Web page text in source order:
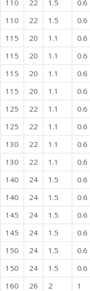
110 22 1.5 0.6
110 22 1.5 0.6
115 20 1.1 0.6
115 20 1.1 0.6
115 20 1.1 0.6
115 20 1.1 0.6
125 22 1.1 0.6
125 22 1.1 0.6
130 22 1.1 0.6
130 22 1.1 0.6
140 24 1.5 0.6
140 24 1.5 0.6
145 24 1.5 0.6
145 24 1.5 0.6
150 24 1.5 0.6
150 24 1.5 0.6
160 26 2 1